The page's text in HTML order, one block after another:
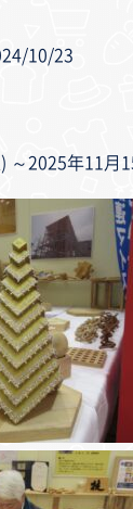
10/23
～2025年11月